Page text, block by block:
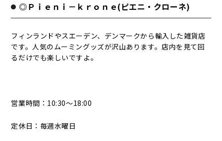
◎Ｐｉｅｎｉ－ｋｒｏｎｅ(ピエニ・クローネ)
フィンランドやスエーデン、デンマークから輸入した雑貨店
です。人気のムーミングッズが沢山あります。店内を見て回
るだけでも楽しいですよ。
営業時間：10:30～18:00
定休日：毎週水曜日